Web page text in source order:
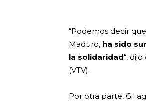
“Podemos decir
Maduro, ha sido
la solidaridad“,
(VTV).
Por otra parte, Gil